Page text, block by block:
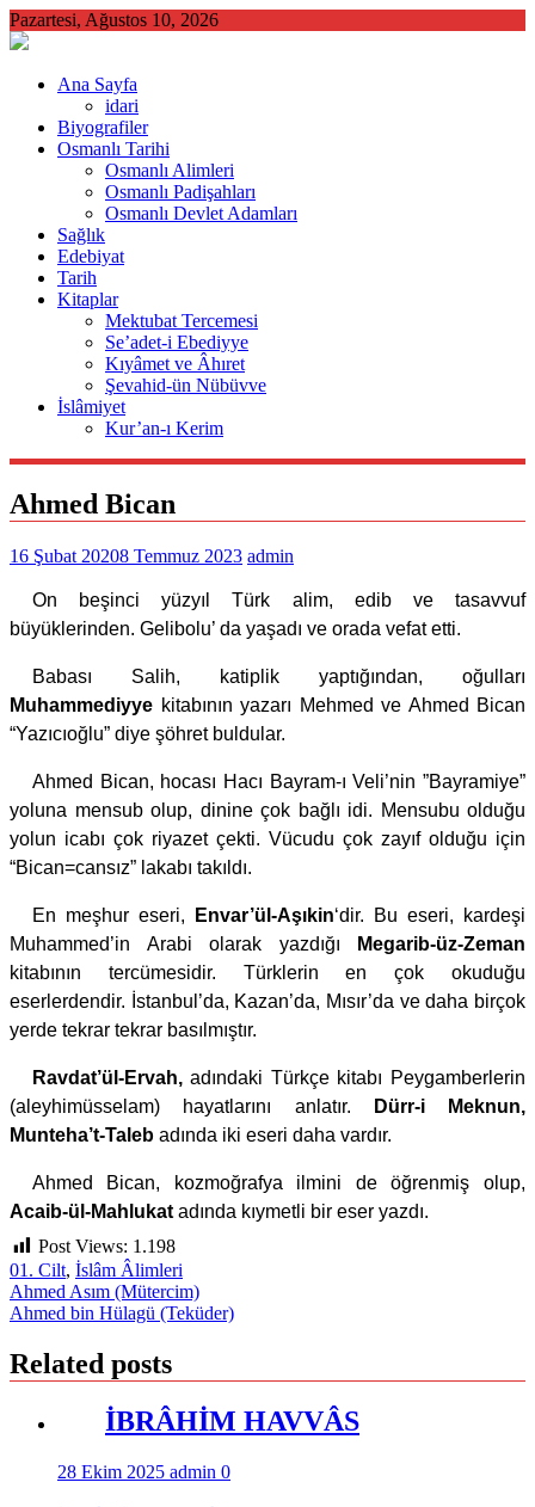
Skip
to
Pazartesi, Ağustos 10, 2026
Ana Sayfa
idari
Biyografiler
Osmanlı Tarihi
Osmanlı Alimleri
Osmanlı Padişahları
Osmanlı Devlet Adamları
Sağlık
Edebiyat
Tarih
Kitaplar
Mektubat Tercemesi
Se’adet-i Ebediyye
Kıyâmet ve Âhıret
Şevahid-ün Nübüvve
İslâmiyet
Kur’an-ı Kerim
Ahmed Bican
16 Şubat 20208 Temmuz 2023 admin
On beşinci yüzyıl Türk alim, edib ve tasavvuf
büyüklerinden. Gelibolu’ da yaşadı ve orada vefat etti.
Babası Salih, katiplik yaptığından, oğulları
Muhammediyye kitabının yazarı Mehmed ve Ahmed Bican
“Yazıcıoğlu” diye şöhret buldular.
Ahmed Bican, hocası Hacı Bayram-ı Veli’nin ”Bayramiye”
yoluna mensub olup, dinine çok bağlı idi. Mensubu olduğu
yolun icabı çok riyazet çekti. Vücudu çok zayıf olduğu için
“Bican=cansız” lakabı takıldı.
En meşhur eseri, Envar’ül-Aşıkin‘dir. Bu eseri, kardeşi
Muhammed’in Arabi olarak yazdığı
Megarib-üz-Zeman
kitabının tercümesidir. Türklerin en çok okuduğu
eserlerdendir. İstanbul’da, Kazan’da, Mısır’da ve daha birçok
yerde tekrar tekrar basılmıştır.
Ravdat’ül-Ervah,adındaki Türkçe kitabı Peygamberlerin
(aleyhimüsselam) hayatlarını anlatır. Dürr-i Meknun,
Munteha’t-Taleb adında iki eseri daha vardır.
Ahmed Bican, kozmoğrafya ilmini de öğrenmiş olup,
Acaib-ül-Mahlukat adında kıymetli bir eser yazdı.
Post Views: 1.198
01. Cilt, İslâm Âlimleri
Yazı
gezinmesi
Ahmed Asım (Mütercim)
Ahmed bin Hülagü (Teküder)
Related posts
İBRÂHİM HAVVÂS
28 Ekim 2025 admin 0